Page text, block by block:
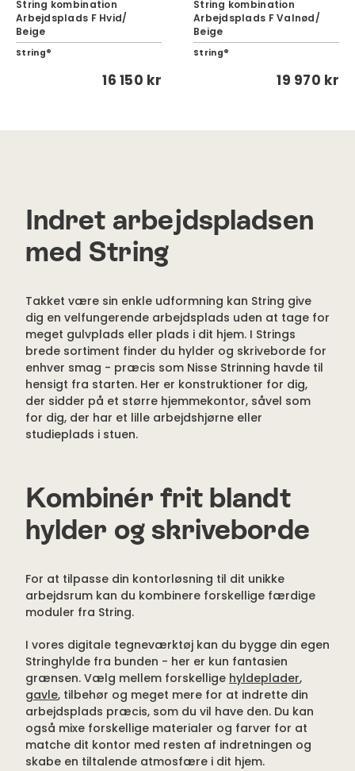
String kombination
Arbejdsplads F Hvid/
Beige
String®
16 150 kr
String kombination
Arbejdsplads F Valnød/
Beige
String®
19 970 kr
Indret arbejdspladsen
med String
Takket være sin enkle udformning kan String give
dig en velfungerende arbejdsplads uden at tage for
meget gulvplads eller plads i dit hjem. I Strings
brede sortiment finder du hylder og skriveborde for
enhver smag - præcis som Nisse Strinning havde til
hensigt fra starten. Her er konstruktioner for dig,
der sidder på et større hjemmekontor, såvel som
for dig, der har et lille arbejdshjørne eller
studieplads i stuen.
Kombinér frit blandt
hylder og skriveborde
For at tilpasse din kontorløsning til dit unikke
arbejdsrum kan du kombinere forskellige færdige
moduler fra String.
I vores digitale tegneværktøj kan du bygge din egen
Stringhylde fra bunden - her er kun fantasien
grænsen. Vælg mellem forskellige hyldeplader,
gavle, tilbehør og meget mere for at indrette din
arbejdsplads præcis, som du vil have den. Du kan
også mixe forskellige materialer og farver for at
matche dit kontor med resten af indretningen og
skabe en tiltalende atmosfære i dit hjem.